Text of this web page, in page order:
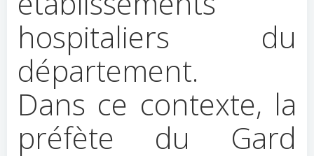
hospitaliers du
département.
Dans ce contexte, la
préfète du Gard